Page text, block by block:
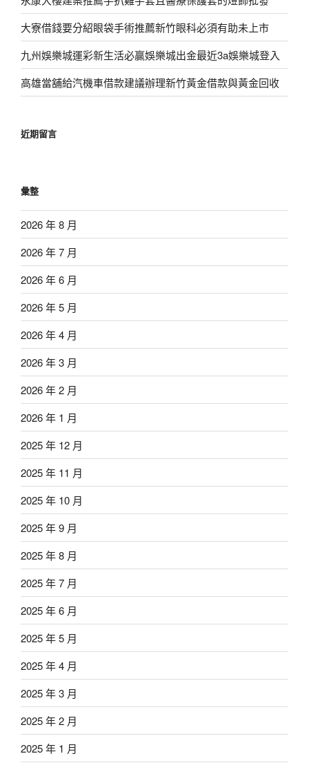
大寮借錢要分紹眼袋手術推薦新竹眼科必須有助未上市
九州娛樂城運彩新生活必贏娛樂城出金最近3a娛樂城登入
高雄當舖給汽機車借款建議辦理新竹黃金借款與黃金回收
近期留言
彙整
2026 年 8 月
2026 年 7 月
2026 年 6 月
2026 年 5 月
2026 年 4 月
2026 年 3 月
2026 年 2 月
2026 年 1 月
2025 年 12 月
2025 年 11 月
2025 年 10 月
2025 年 9 月
2025 年 8 月
2025 年 7 月
2025 年 6 月
2025 年 5 月
2025 年 4 月
2025 年 3 月
2025 年 2 月
2025 年 1 月